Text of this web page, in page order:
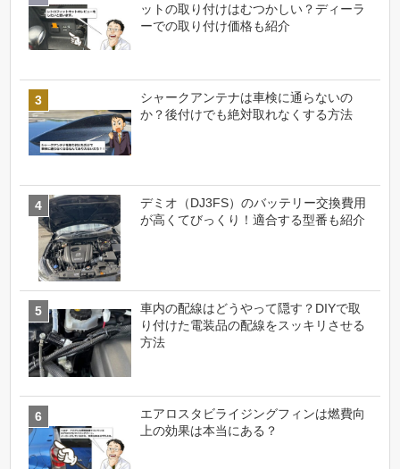
ットの取り付けはむつかしい？ディーラ
ーでの取り付け価格も紹介
シャークアンテナは車検に通らないの
か？後付けでも絶対取れなくする方法
デミオ（DJ3FS）のバッテリー交換費用
が高くてびっくり！適合する型番も紹介
車内の配線はどうやって隠す？DIYで取
り付けた電装品の配線をスッキリさせる
方法
エアロスタビライジングフィンは燃費向
上の効果は本当にある？